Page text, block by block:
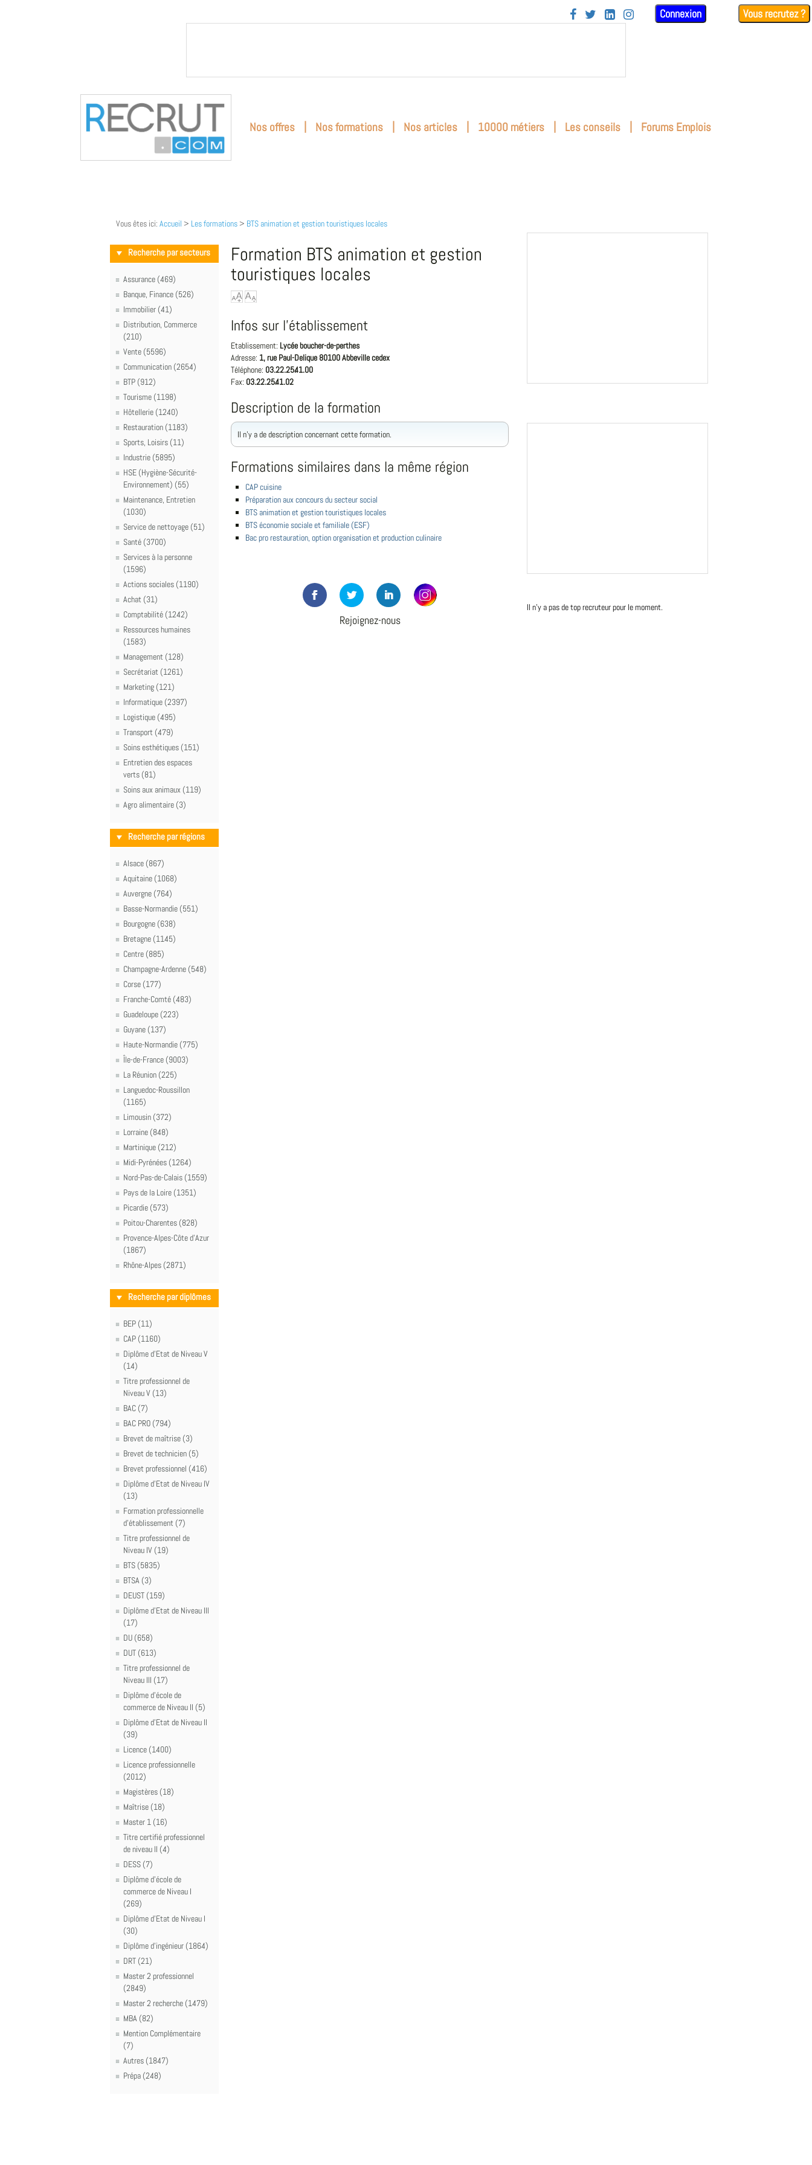
    Connexion Vous recrutez ?
Nos offres | Nos formations | Nos articles | 10000 métiers | Les conseils | Forums Emplois
Vous êtes ici: Accueil > Les formations > BTS animation et gestion touristiques locales
Recherche par secteurs
Assurance (469)
Banque, Finance (526)
Immobilier (41)
Distribution, Commerce
(210)
Vente (5596)
Communication (2654)
BTP (912)
Tourisme (1198)
Hôtellerie (1240)
Restauration (1183)
Sports, Loisirs (11)
Industrie (5895)
HSE (Hygiène-Sécurité-
Environnement) (55)
Maintenance, Entretien
(1030)
Service de nettoyage (51)
Santé (3700)
Services à la personne
(1596)
Actions sociales (1190)
Achat (31)
Comptabilité (1242)
Ressources humaines
(1583)
Management (128)
Secrétariat (1261)
Marketing (121)
Informatique (2397)
Logistique (495)
Transport (479)
Soins esthétiques (151)
Entretien des espaces
verts (81)
Soins aux animaux (119)
Agro alimentaire (3)
Recherche par régions
Alsace (867)
Aquitaine (1068)
Auvergne (764)
Basse-Normandie (551)
Bourgogne (638)
Bretagne (1145)
Centre (885)
Champagne-Ardenne (548)
Corse (177)
Franche-Comté (483)
Guadeloupe (223)
Guyane (137)
Haute-Normandie (775)
Île-de-France (9003)
La Réunion (225)
Languedoc-Roussillon
(1165)
Limousin (372)
Lorraine (848)
Martinique (212)
Midi-Pyrénées (1264)
Nord-Pas-de-Calais (1559)
Pays de la Loire (1351)
Picardie (573)
Poitou-Charentes (828)
Provence-Alpes-Côte d'Azur
(1867)
Rhône-Alpes (2871)
Recherche par diplômes
BEP (11)
CAP (1160)
Diplôme d'Etat de Niveau V
(14)
Titre professionnel de
Niveau V (13)
BAC (7)
BAC PRO (794)
Brevet de maîtrise (3)
Brevet de technicien (5)
Brevet professionnel (416)
Diplôme d'Etat de Niveau IV
(13)
Formation professionnelle
d'établissement (7)
Titre professionnel de
Niveau IV (19)
BTS (5835)
BTSA (3)
DEUST (159)
Diplôme d'Etat de Niveau III
(17)
DU (658)
DUT (613)
Titre professionnel de
Niveau III (17)
Diplôme d'école de
commerce de Niveau II (5)
Diplôme d'Etat de Niveau II
(39)
Licence (1400)
Licence professionnelle
(2012)
Magistères (18)
Maîtrise (18)
Master 1 (16)
Titre certifié professionnel
de niveau II (4)
DESS (7)
Diplôme d'école de
commerce de Niveau I
(269)
Diplôme d'Etat de Niveau I
(30)
Diplôme d'ingénieur (1864)
DRT (21)
Master 2 professionnel
(2849)
Master 2 recherche (1479)
MBA (82)
Mention Complémentaire
(7)
Autres (1847)
Prépa (248)
Formation BTS animation et gestion
touristiques locales
Infos sur l'établissement
Etablissement: Lycée boucher-de-perthes
Adresse: 1, rue Paul-Delique 80100 Abbeville cedex
Téléphone: 03.22.25.41.00
Fax: 03.22.25.41.02
Description de la formation
Il n'y a de description concernant cette formation.
Formations similaires dans la même région
CAP cuisine
Préparation aux concours du secteur social
BTS animation et gestion touristiques locales
BTS économie sociale et familiale (ESF)
Bac pro restauration, option organisation et production culinaire
Rejoignez-nous
Il n'y a pas de top recruteur pour le moment.